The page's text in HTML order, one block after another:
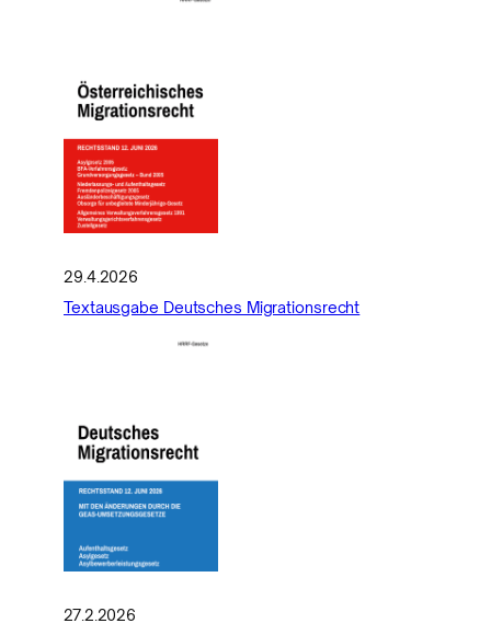
29.4.2026
Textausgabe Deutsches Migrationsrecht
27.2.2026